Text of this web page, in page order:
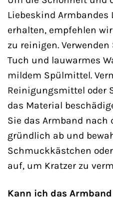
Liebeskind Armbandes
erhalten, empfehlen
zu reinigen.
Tuch und lauwarmes
mildem Spülmittel.
Reinigungsmittel oder
das Material
Sie das Armband nach
gründlich ab und
Schmuckkästchen
auf, um Kratzer zu
Kann ich das